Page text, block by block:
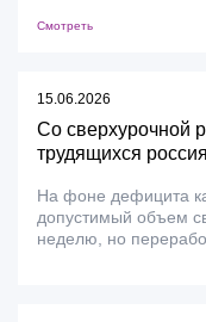
Смотреть
15.06.2026
Со сверхурочной
трудящихся
На фоне дефицита
допустимый объем
неделю, но